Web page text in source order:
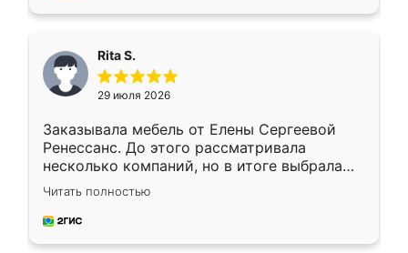
Rita S.
29 июля 2026
Заказывала мебель от Елены Сергеевой
Ренессанс. До этого рассматривала
несколько компаний, но в итоге выбрала
эту. Сначала обговорили условия, потом
приехал замерщик, всё спокойно объяснил
и снял размеры. Изготовили в срок, с
Читать полностью